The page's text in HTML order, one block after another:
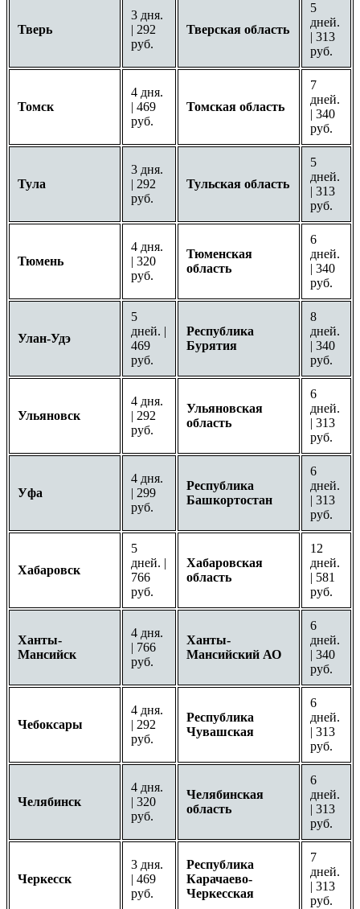
Тверь
3 дня.
| 292
руб.
Тверская область
5
дней.
| 313
руб.
Томск
4 дня.
| 469
руб.
Томская область
7
дней.
| 340
руб.
Тула
3 дня.
| 292
руб.
Тульская область
5
дней.
| 313
руб.
Тюмень
4 дня.
| 320
руб.
Тюменская
область
6
дней.
| 340
руб.
Улан-Удэ
5
дней. |
469
руб.
Республика
Бурятия
8
дней.
| 340
руб.
Ульяновск
4 дня.
| 292
руб.
Ульяновская
область
6
дней.
| 313
руб.
Уфа
4 дня.
| 299
руб.
Республика
Башкортостан
6
дней.
| 313
руб.
Хабаровск
5
дней. |
766
руб.
Хабаровская
область
12
дней.
| 581
руб.
Ханты-
Мансийск
4 дня.
| 766
руб.
Ханты-
Мансийский АО
6
дней.
| 340
руб.
Чебоксары
4 дня.
| 292
руб.
Республика
Чувашская
6
дней.
| 313
руб.
Челябинск
4 дня.
| 320
руб.
Челябинская
область
6
дней.
| 313
руб.
Черкесск
3 дня.
| 469
руб.
Республика
Карачаево-
Черкесская
7
дней.
| 313
руб.